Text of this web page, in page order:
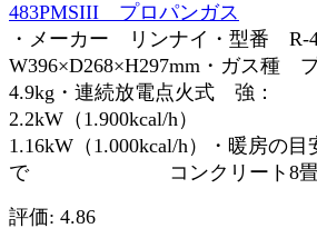
483PMSIII プロパンガス
・メーカー リンナイ・型番 R-
W396×D268×H297mm・ガス種
4.9kg・連続放電点火式 強：
2.2kW（1.900kcal/h
1.16kW（1.000kcal/h）・暖房の
で コンクリート8畳
評価: 4.86